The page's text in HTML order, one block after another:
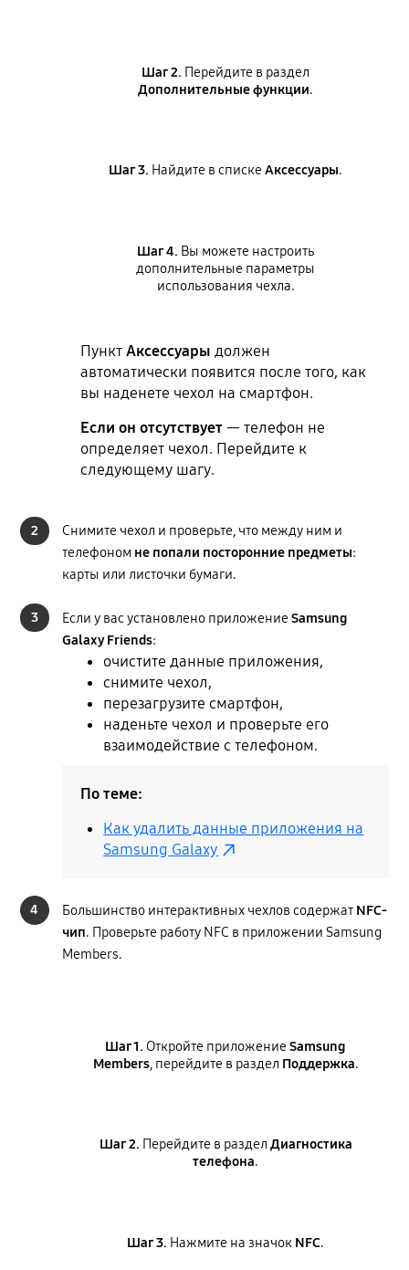
Шаг 2. Перейдите в раздел
Дополнительные функции.
Шаг 3. Найдите в спискеАксессуары.
Шаг 4. Вы можете настроить
дополнительные параметры
использования чехла.
ПунктАксессуары должен
автоматически появится после того, как
вы наденете чехол на смартфон.
Если он отсутствует — телефон не
определяет чехол. Перейдите к
следующему шагу.
2
Снимите чехол и проверьте, что между ним и
телефоном не попали посторонние предметы:
карты или листочки бумаги.
3 Если у вас установлено приложениеSamsung
Galaxy Friends:
очистите данные приложения,
снимите чехол,
перезагрузите смартфон,
наденьте чехол и проверьте его
взаимодействие с телефоном.
По теме:
Как удалить данные приложения на
Samsung Galaxy
4 Большинство интерактивных чехлов содержат NFC-
чип. Проверьте работу NFC в приложении Samsung
Members.
Шаг 1. Откройте приложениеSamsung
Members, перейдите в раздел Поддержка.
Шаг 2. Перейдите в раздел Диагностика
телефона.
Шаг 3. Нажмите на значок NFC.